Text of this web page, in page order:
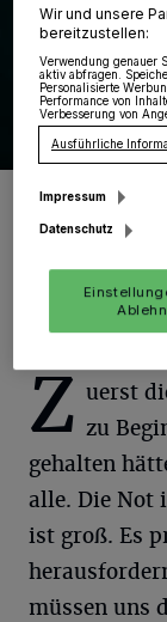
SSV-Vorsitzender
Foto: Heinz Kiefer
Z uerst
zu
gehalten
alle. Die Not
ist groß. Es
müssen uns
Wir und unsere
bereitzustellen:
Verwendung genauer
aktiv abfragen.
Personalisierte
Performance von
Verbesserung von
Ausführliche
Impressum
Datenschutz